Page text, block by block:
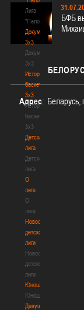
Лига
"Палова"
Документы
3х3
Документы
3х3
История
баскетбола
3х3
История
баскетбола
3х3
Детская
лига
Детская
лига
О
лиге
О
лиге
Новости
детской
лиги
Новости
детской
лиги
Юноши
Юноши
Девушки
БФБ
Адрес: Беларусь,